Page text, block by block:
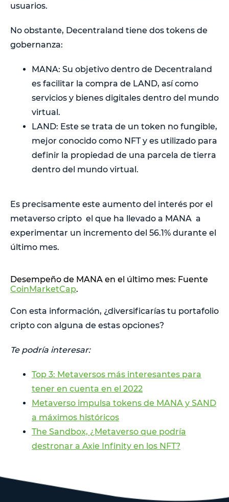
usuarios.
No obstante, Decentraland tiene dos tokens de
gobernanza:
MANA: Su objetivo dentro de Decentraland
es facilitar la compra de LAND, así como
servicios y bienes digitales dentro del mundo
virtual.
LAND: Este se trata de un token no fungible,
mejor conocido como NFT y es utilizado para
definir la propiedad de una parcela de tierra
dentro del mundo virtual.
Es precisamente este aumento del interés por el
metaverso cripto el que ha llevado a MANA a
experimentar un incremento del 56.1% durante el
último mes.
Desempeño de MANA en el último mes: Fuente
CoinMarketCap.
Con esta información, ¿diversificarías tu portafolio
cripto con alguna de estas opciones?
Te podría interesar:
Top 3: Metaversos más interesantes para
tener en cuenta en el 2022
Metaverso impulsa tokens de MANA y SAND
a máximos históricos
The Sandbox, ¿Metaverso que podría
destronar a Axie Infinity en los NFT?